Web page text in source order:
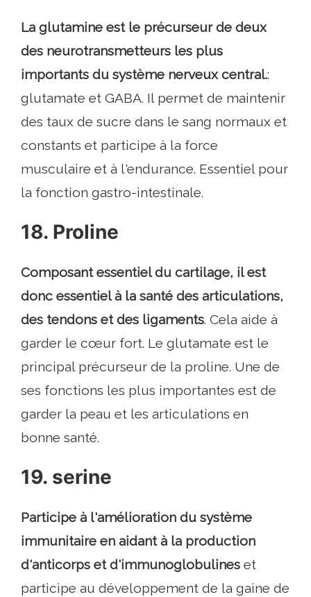
La glutamine est le précurseur de deux
des neurotransmetteurs les plus
importants du système nerveux central.:
glutamate et GABA. Il permet de maintenir
des taux de sucre dans le sang normaux et
constants et participe à la force
musculaire et à l'endurance. Essentiel pour
la fonction gastro-intestinale.
18. Proline
Composant essentiel du cartilage, il est
donc essentiel à la santé des articulations,
des tendons et des ligaments. Cela aide à
garder le cœur fort. Le glutamate est le
principal précurseur de la proline. Une de
ses fonctions les plus importantes est de
garder la peau et les articulations en
bonne santé.
19. serine
Participe à l'amélioration du système
immunitaire en aidant à la production
d'anticorps et d'immunoglobulines et
participe au développement de la gaine de